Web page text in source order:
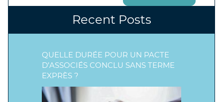
Recent Posts
QUELLE DURÉE POUR UN PACTE
D’ASSOCIÉS CONCLU SANS TERME
EXPRÈS ?